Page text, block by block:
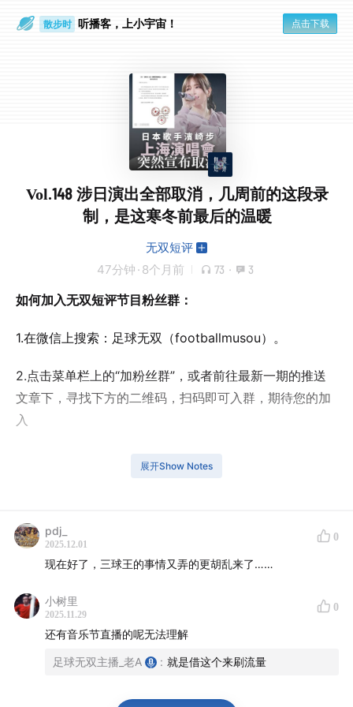
散步时 听播客，上小宇宙！ 点击下载
Vol.148 涉日演出全部取消，几周前的这段录
制，是这寒冬前最后的温暖
无双短评
47分钟 · 8个月前 73 · 3
如何加入无双短评节目粉丝群：
1.在微信上搜索：足球无双（footballmusou）。
2.点击菜单栏上的“加粉丝群”，或者前往最新一期的推送
文章下，寻找下方的二维码，扫码即可入群，期待您的加
入
发布。
他一些演出也纷纷传出了取消的新闻。很多所谓的内部消
息，也指出从这一刻开始，之后在上海的舞台上，短期内
再也看不到日本艺人的演出了。
社会的演出，一场各方面都堪称完美的表演。也憧憬于很
展开Show Notes
pdj_
2025.12.01
0
现在好了，三球王的事情又弄的更胡乱来了……
小树里
2025.11.29
0
还有音乐节直播的呢无法理解
足球无双主播_老A : 就是借这个来刷流量